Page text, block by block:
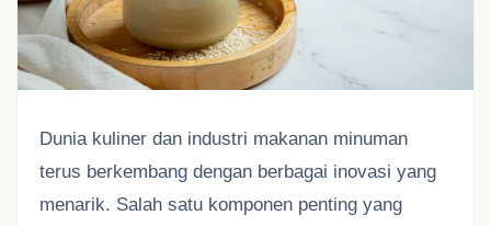
Dunia kuliner dan industri makanan minuman
terus berkembang dengan berbagai inovasi yang
menarik. Salah satu komponen penting yang